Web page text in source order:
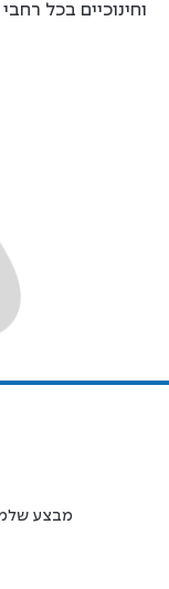
וחינוכיים בכל
מבצע